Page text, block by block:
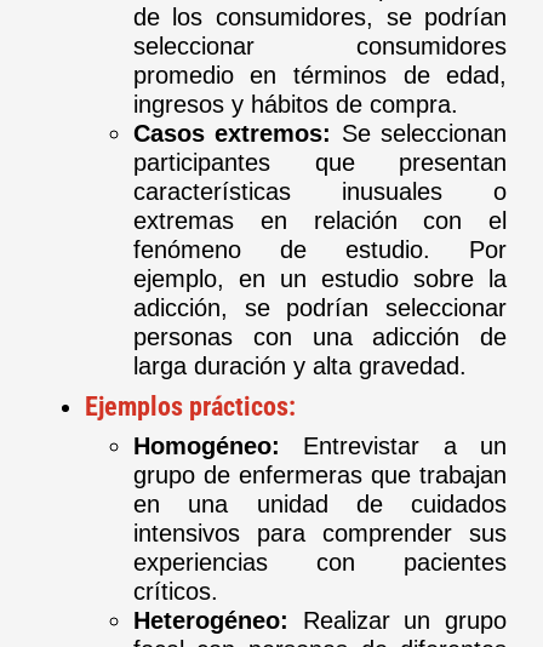
de los consumidores, se podrían
seleccionar consumidores
promedio en términos de edad,
ingresos y hábitos de compra.
Casos extremos: Se seleccionan
participantes que presentan
características inusuales o
extremas en relación con el
fenómeno de estudio. Por
ejemplo, en un estudio sobre la
adicción, se podrían seleccionar
personas con una adicción de
larga duración y alta gravedad.
Ejemplos prácticos:
Homogéneo: Entrevistar a un
grupo de enfermeras que trabajan
en una unidad de cuidados
intensivos para comprender sus
experiencias con pacientes
críticos.
Heterogéneo: Realizar un grupo